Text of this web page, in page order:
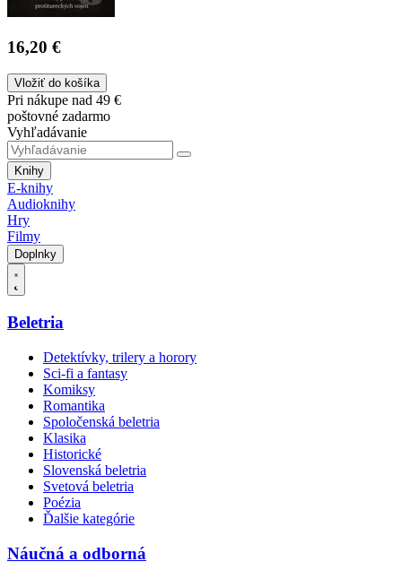
16,20 €
Vložiť do košíka
Pri nákupe nad 49 €
poštovné zadarmo
Vyhľadávanie
Knihy
E-knihy
Audioknihy
Hry
Filmy
Doplnky
Beletria
Detektívky, trilery a horory
Sci-fi a fantasy
Komiksy
Romantika
Spoločenská beletria
Klasika
Historické
Slovenská beletria
Svetová beletria
Poézia
Ďalšie kategórie
Náučná a odborná